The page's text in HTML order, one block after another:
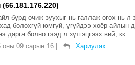
бүрд очиж зуухыг нь галлаж өгөх нь
болохгүй юмгүй, үгүйдээ хоёр айлын
дарга болно гээд л зүтгэцгээх вий, кк
оны 09 сарын 16
Хариулах